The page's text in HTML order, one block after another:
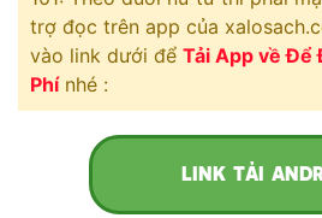
Truyện Convert
Truyện Dịch
Truyện Nhập Môn
Truyện ngắn
trợ đọc trên app của
vào link dưới để Tải App về Để
Phínhé :
LINK TẢI